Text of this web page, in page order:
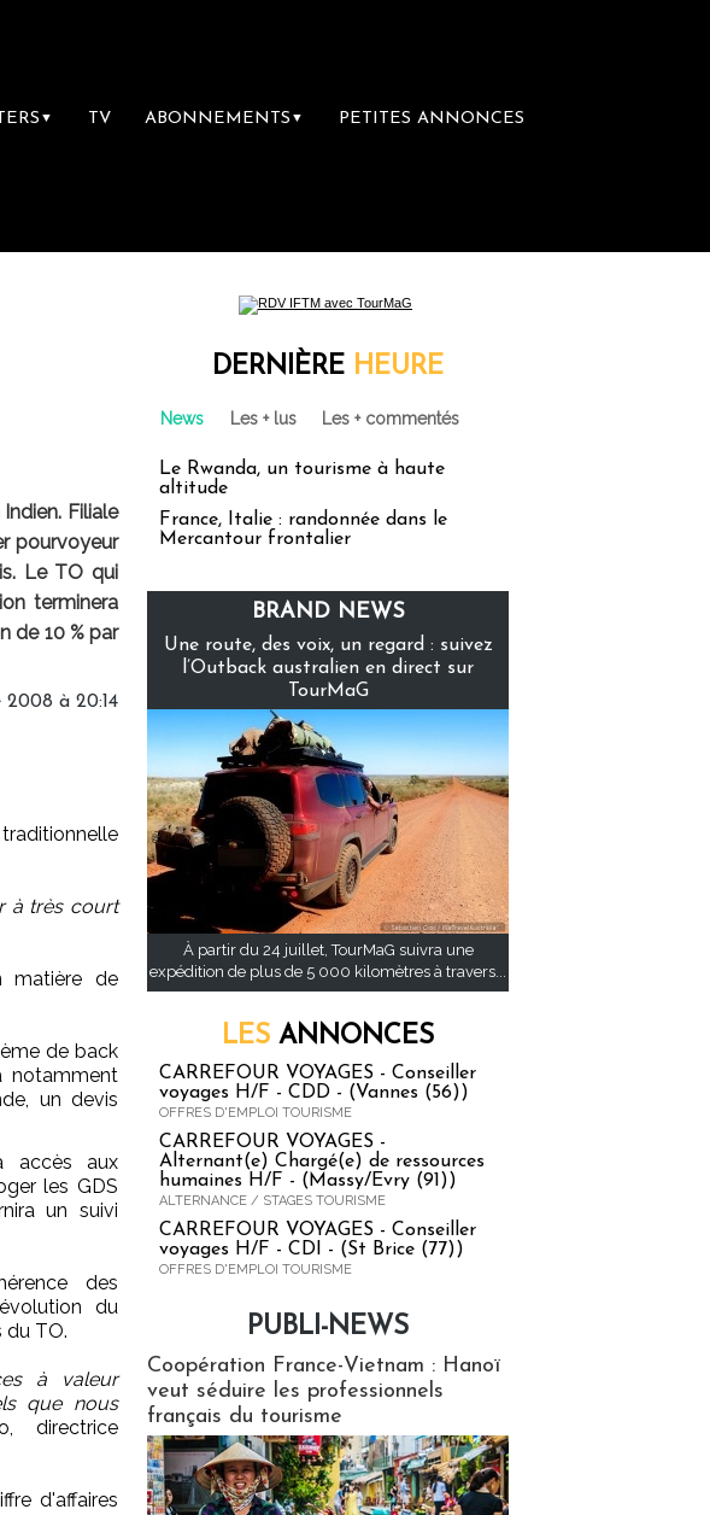
▼ TV ABONNEMENTS ▼ PETITES ANNONCES
Filiale
pourvoyeur
Le TO qui
terminera
de 10 % par
à 20:14
à très court
matière de
de back
notamment
un devis
accès aux
les GDS
un suivi
des
du
du TO.
à valeur
que nous
directrice
d'affaires
DERNIÈRE HEURE
News Les + lus Les + commentés
Le Rwanda, un tourisme à haute
altitude
France, Italie : randonnée dans le
Mercantour frontalier
BRAND NEWS
Une route, des voix, un regard : suivez
l’Outback australien en direct sur
TourMaG
À partir du 24 juillet, TourMaG suivra une
expédition de plus de 5 000 kilomètres à travers...
LES ANNONCES
CARREFOUR VOYAGES - Conseiller
voyages H/F - CDD - (Vannes (56))
OFFRES D'EMPLOI TOURISME
CARREFOUR VOYAGES -
Alternant(e) Chargé(e) de ressources
humaines H/F - (Massy/Evry (91))
ALTERNANCE / STAGES TOURISME
CARREFOUR VOYAGES - Conseiller
voyages H/F - CDI - (St Brice (77))
OFFRES D'EMPLOI TOURISME
PUBLI-NEWS
Coopération France-Vietnam : Hanoï
veut séduire les professionnels
français du tourisme